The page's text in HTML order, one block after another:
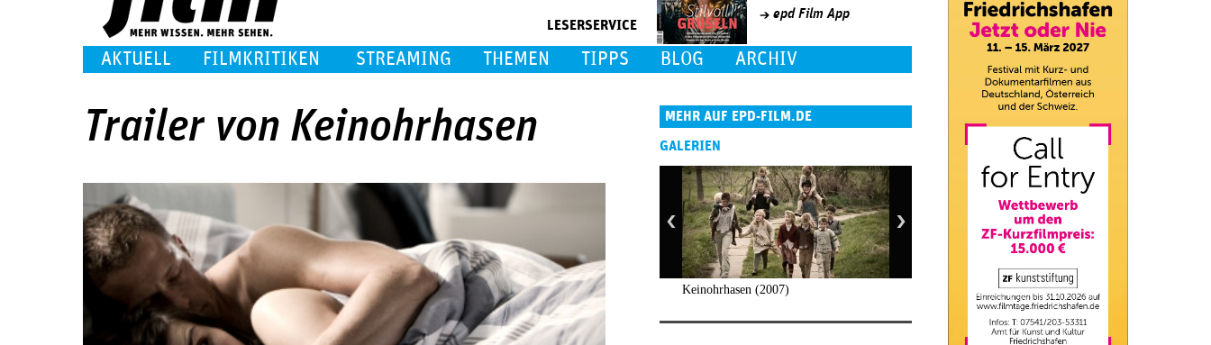
LESERSERVICE
epd Film App
AKTUELL FILMKRITIKEN STREAMING THEMEN TIPPS BLOG ARCHIV
Trailer von Keinohrhasen MEHR AUF EPD-FILM.DE
GALERIEN
Keinohrhasen (2007)